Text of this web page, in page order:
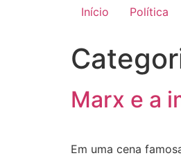
Início Política
Marx e a
Em uma cena